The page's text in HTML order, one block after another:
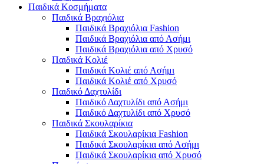
Παιδικά Κοσμήματα
Παιδικά Βραχιόλια
Παιδικά Βραχιόλια Fashion
Παιδικά Βραχιόλια από Ασήμι
Παιδικά Βραχιόλια από Χρυσό
Παιδικά Κολιέ
Παιδικά Κολιέ από Ασήμι
Παιδικά Κολιέ από Χρυσό
Παιδικό Δαχτυλίδι
Παιδικό Δαχτυλίδι από Ασήμι
Παιδικό Δαχτυλίδι από Χρυσό
Παιδικά Σκουλαρίκια
Παιδικά Σκουλαρίκια Fashion
Παιδικά Σκουλαρίκια από Ασήμι
Παιδικά Σκουλαρίκια από Χρυσό